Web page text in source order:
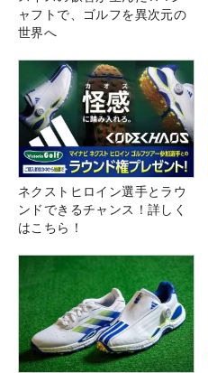
ャフトで、ゴルフを異次元の
世界へ
ネクストヒロイン選手とラウ
ンドできるチャンス！詳しく
はこちら！